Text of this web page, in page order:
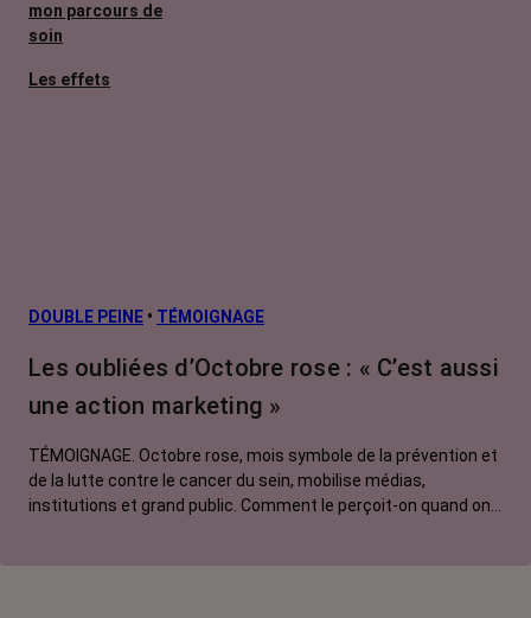
mon parcours de
soin
Les effets
L’après cancer
Traitements
contre le cancer
DOUBLE PEINE • TÉMOIGNAGE
Les oubliées d’Octobre rose : « C’est aussi
une action marketing »
TÉMOIGNAGE. Octobre rose, mois symbole de la prévention et
de la lutte contre le cancer du sein, mobilise médias,
institutions et grand public. Comment le perçoit-on quand on